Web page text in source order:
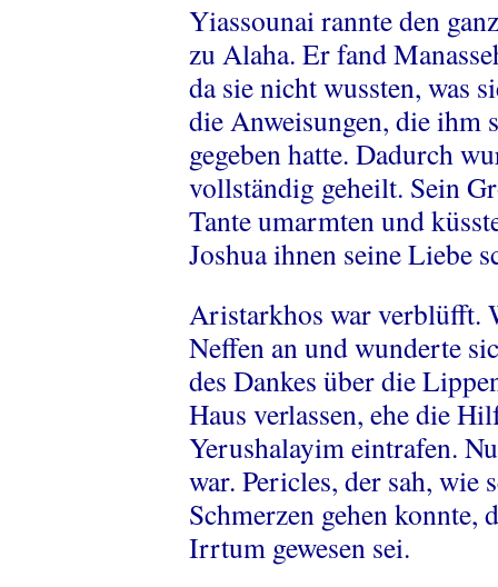
Yiassounai rannte den
zu Alaha. Er fand
da sie nicht wussten, was
die Anweisungen, die ihm
gegeben hatte. Dadurch
vollständig geheilt. Sein
Tante umarmten und
Joshua ihnen seine Liebe
Aristarkhos war verblüfft.
Neffen an und wunderte
des Dankes über die
Haus verlassen, ehe die
Yerushalayim eintrafen.
war. Pericles, der sah, wie
Schmerzen gehen konnte,
Irrtum gewesen sei.